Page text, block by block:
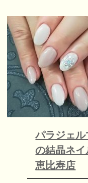
パラジェ
の結晶ネ
恵比寿店